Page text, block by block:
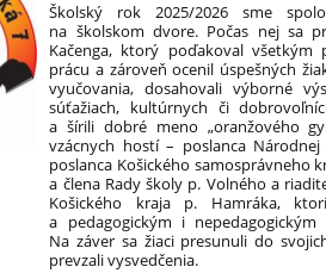
Školský rok 2025/2026 sme
na školskom dvore. Počas nej sa
Kačenga, ktorý poďakoval všetkým
prácu a zároveň ocenil úspešných
vyučovania, dosahovali výborné
súťažiach, kultúrnych či
a šírili dobré meno „oranžového
vzácnych hostí – poslanca
poslanca Košického samosprávneho
a člena Rady školy p. Volného a
Košického kraja p. Hamráka,
a pedagogickým i
Na záver sa žiaci presunuli do
prevzali vysvedčenia.